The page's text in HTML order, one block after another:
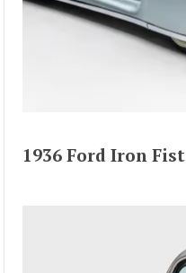
1936 Ford Iron Fist